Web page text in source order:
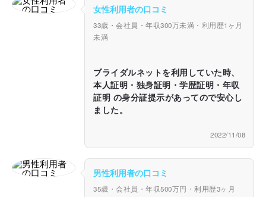
女性利用者の口コミ
33歳・会社員・年収300万未満・利用歴1ヶ月
未満
ブライダルネットを利用していた時、
本人証明・独身証明・学歴証明・年収
証明 の身分証提示があってので安心し
ました。
2022/11/08
男性利用者の口コミ
35歳・会社員・年収500万円・利用歴3ヶ月